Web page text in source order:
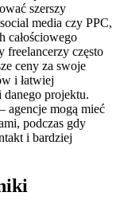
szerszy
media czy PPC,
całościowego
freelancerzy często
ceny za swoje
i łatwiej
projektu.
agencje mogą mieć
podczas gdy
i bardziej